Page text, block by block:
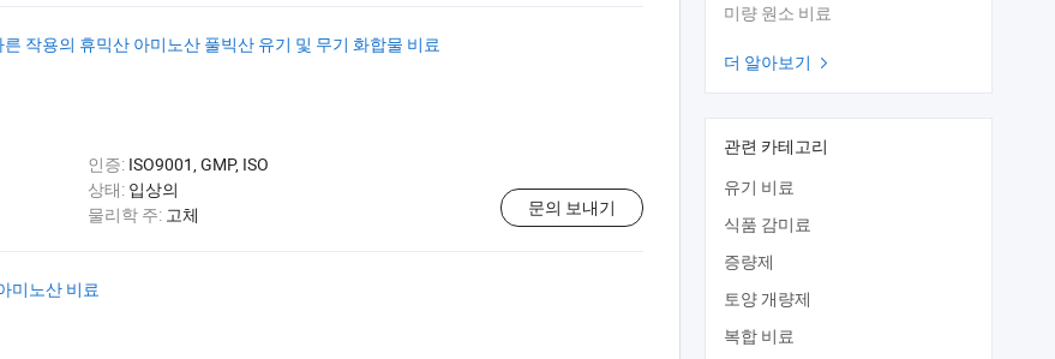
작용의 휴믹산 아미노산 풀빅산 유기 및 무기 화합물 비료
인증: ISO9001, GMP, ISO
상태: 입상의
물리학 주: 고체 문의 보내기
미노산 비료
미량 원소 비료
더 알아보기 
관련 카테고리
유기 비료
식품 감미료
증량제
토양 개량제
복합 비료